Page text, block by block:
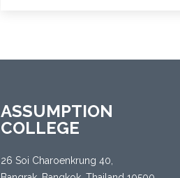
ASSUMPTION
COLLEGE
26 Soi Charoenkrung 40,